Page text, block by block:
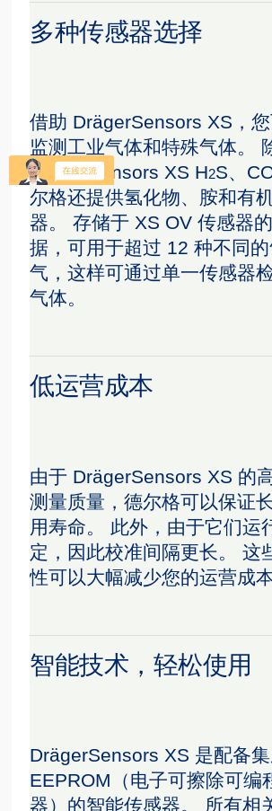
多种传感器选择
借助 DrägerSensors XS，
监测工业气体和特殊气体。
DrägerSensors XS H2S、
尔格还提供氢化物、胺和有
器。 存储于 XS OV 传感器
据，可用于超过 12 种不同
气，这样可通过单一传感器
气体。
低运营成本
由于 DrägerSensors XS 的
测量质量，德尔格可以保证
用寿命。 此外，由于它们运
定，因此校准间隔更长。 这
性可以大幅减少您的运营成本
智能技术，轻松使用
DrägerSensors XS 是配备
EEPROM（电子可擦除可编
器）的智能传感器。 所有相